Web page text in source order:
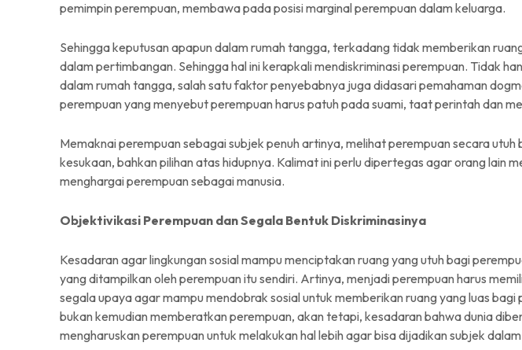
pemimpin perempuan, membawa pada posisi marginal perempuan dalam keluarga.
Sehingga keputusan apapun dalam rumah tangga, terkadang tidak memberikan
dalam pertimbangan. Sehingga hal ini kerapkali mendiskriminasi perempuan. Tidak
dalam rumah tangga, salah satu faktor penyebabnya juga didasari pemahaman
perempuan yang menyebut perempuan harus patuh pada suami, taat perintah dan
Memaknai perempuan sebagai subjek penuh artinya, melihat perempuan secara
kesukaan, bahkan pilihan atas hidupnya. Kalimat ini perlu dipertegas agar orang lain
menghargai perempuan sebagai manusia.
Objektivikasi Perempuan dan Segala Bentuk Diskriminasinya
Kesadaran agar lingkungan sosial mampu menciptakan ruang yang utuh bagi
yang ditampilkan oleh perempuan itu sendiri. Artinya, menjadi perempuan harus
segala upaya agar mampu mendobrak sosial untuk memberikan ruang yang luas bagi
bukan kemudian memberatkan perempuan, akan tetapi, kesadaran bahwa dunia
mengharuskan perempuan untuk melakukan hal lebih agar bisa dijadikan subjek